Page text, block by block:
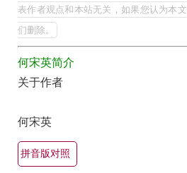
品
全
集
欣
（全
部
所
英
的
最
美
最
名
古
诗
表作者观点和本站无关，如果您认为本
们删除。
何宋英简介
关于作者
何宋英
拼音版对照